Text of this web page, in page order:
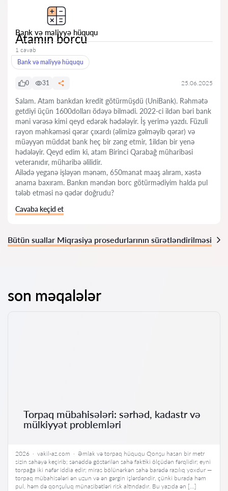
Bank və maliyyə hüququ
Atamın borcu
1 cavab
Bank və maliyyə hüququ
0 31 25.06.2025
Salam. Atam bankdan kredit götürmüşdü (UniBank). Rəhmətə
getdiyi üçün 1600dolları ödəyə bilmədi. 2022-ci ildən bəri bank
məni vərəsə kimi qeyd edərək hədələyir. İş yerimə yazdı. Füzuli
rayon məhkəməsi qərar çıxardı (əlimizə gəlməyib qərar) və
müəyyən müddət bank heç bir zəng etmir, 1ildən bir yenə
hədələyir. Qeyd edim ki, atam Birinci Qarabağ müharibəsi
veteranıdır, müharibə əlilidir.
Ailədə yeganə işləyən mənəm, 650manat maaş alıram, xəstə
anama baxıram. Bankın məndən borc götürmədiyim halda pul
tələb etməsi nə qədər doğrudu?
Cavaba keçid et
Bütün suallar Miqrasiya prosedurlarının sürətləndirilməsi
son məqalələr
Torpaq mübahisələri: sərhəd, kadastr və
mülkiyyət problemləri
2026 · vakil-az.com · Əmlak və torpaq hüququ Qonşu hasarı bir metr
sizin sahəyə keçirib; sənəddə göstərilən sahə faktiki ölçüdən fərqlidir; eyni
torpağa iki nəfər iddia edir; miras bölünərkən sahə barədə razılıq yoxdur —
torpaq mübahisələri ən uzun və ən gərgin işlərdəndir, çünki burada həm
pul, həm də qonşuluq münasibətləri risk altındadır. Bu yazıda ən […]